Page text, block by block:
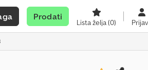
Prodati
Lista želja(0)